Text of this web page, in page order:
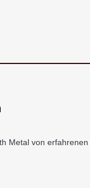
Metal von erfahrenen